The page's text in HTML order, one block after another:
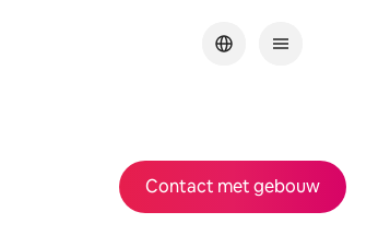
Contact met gebouw